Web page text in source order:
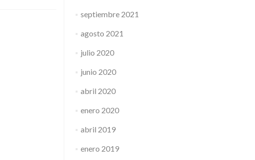
septiembre 2021
agosto 2021
julio 2020
junio 2020
abril 2020
enero 2020
abril 2019
enero 2019